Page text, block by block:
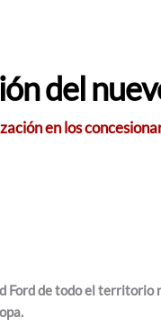
del
en los
Ford de todo el territorio